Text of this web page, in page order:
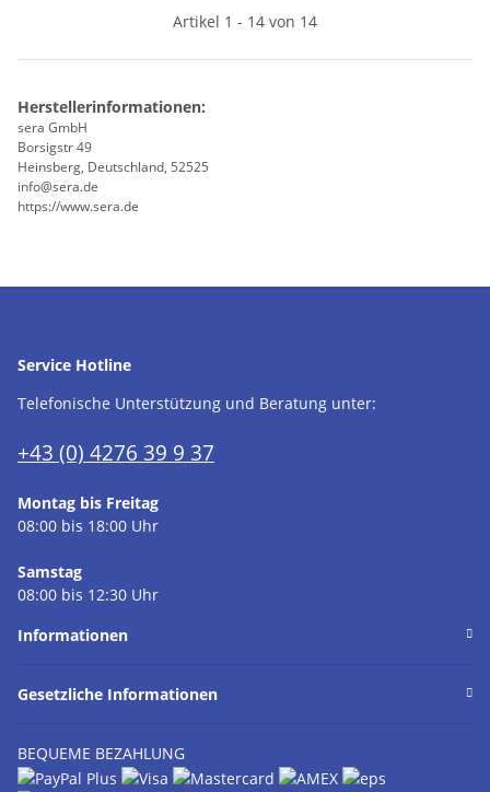
Artikel 1 - 14 von 14
Herstellerinformationen:
sera GmbH
Borsigstr 49
Heinsberg, Deutschland, 52525
info@sera.de
https://www.sera.de
Service Hotline
Telefonische Unterstützung und Beratung unter:
+43 (0) 4276 39 9 37
Montag bis Freitag
08:00 bis 18:00 Uhr
Samstag
08:00 bis 12:30 Uhr
Informationen
Gesetzliche Informationen
BEQUEME BEZAHLUNG